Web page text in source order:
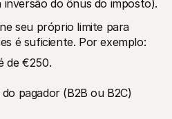
inversão do ônus do imposto).
seu próprio limite para
é suficiente. Por exemplo:
de €250.
pagador (B2B ou B2C)